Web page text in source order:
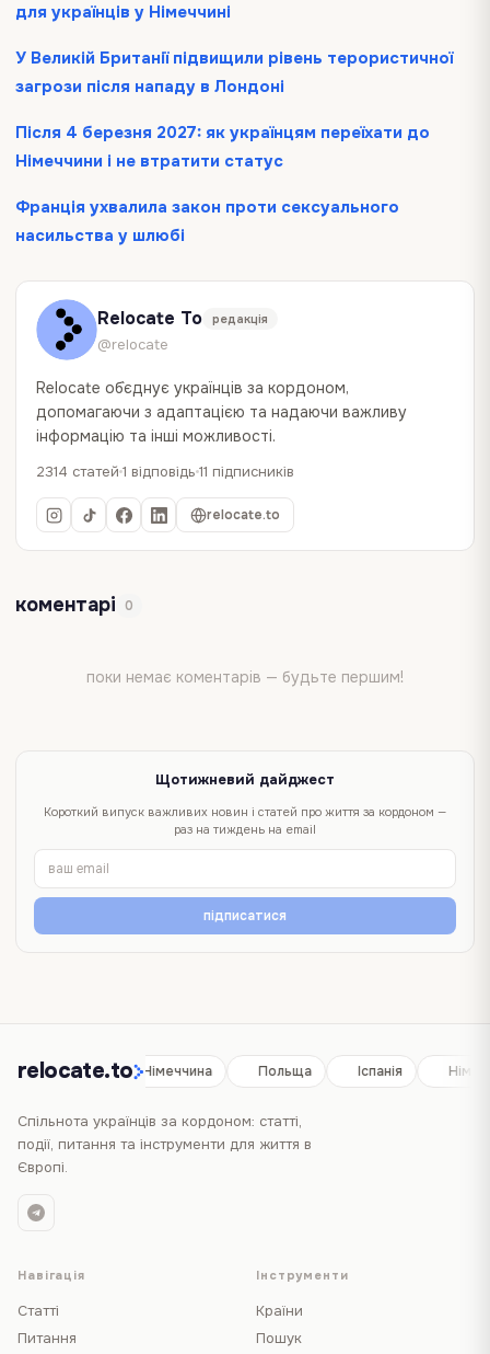
для українців у Німеччині
У Великій Британії підвищили рівень терористичної
загрози після нападу в Лондоні
Після 4 березня 2027: як українцям переїхати до
Німеччини і не втратити статус
Франція ухвалила закон проти сексуального
насильства у шлюбі
Relocate To редакція
@relocate
Relocate об`єднує українців за кордоном,
допомагаючи з адаптацією та надаючи важливу
інформацію та інші можливості.
2314 статей 1 відповідь 11 підписників
relocate.to
коментарі 0
поки немає коментарів — будьте першим!
Щотижневий дайджест
Короткий випуск важливих новин і статей про життя за кордоном —
раз на тиждень на email
підписатися
relocate.to
Іспанія Німеччина Польща Іспанія
Спільнота українців за кордоном: статті,
події, питання та інструменти для життя в
Європі.
Навігація
Статті
Питання
Інструменти
Країни
Пошук